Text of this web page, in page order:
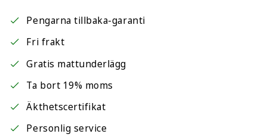
Pengarna tillbaka-garanti
Fri frakt
Gratis mattunderlägg
Ta bort 19% moms
Äkthetscertifikat
Personlig service